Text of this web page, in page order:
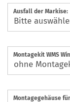
Ausfall der Markise:
Montagekit WMS
Montagegehäuse